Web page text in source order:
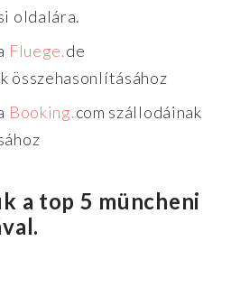
oldalára.
Fluege.de
összehasonlításához
Booking.com szállodáinak
a top 5 müncheni